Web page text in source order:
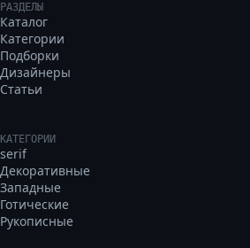
РАЗДЕЛЫ
Каталог
Категории
Подборки
Дизайнеры
Статьи
КАТЕГОРИИ
serif
Декоративные
Западные
Готические
Рукописные